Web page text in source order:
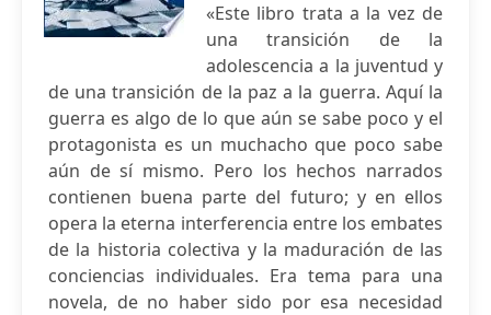
«Este libro trata a la vez de
una transición de la
adolescencia a la juventud y
de una transición de la paz a la guerra. Aquí la
guerra es algo de lo que aún se sabe poco y el
protagonista es un muchacho que poco sabe
aún de sí mismo. Pero los hechos narrados
contienen buena parte del futuro; y en ellos
opera la eterna interferencia entre los embates
de la historia colectiva y la maduración de las
conciencias individuales. Era tema para una
novela, de no haber sido por esa necesidad